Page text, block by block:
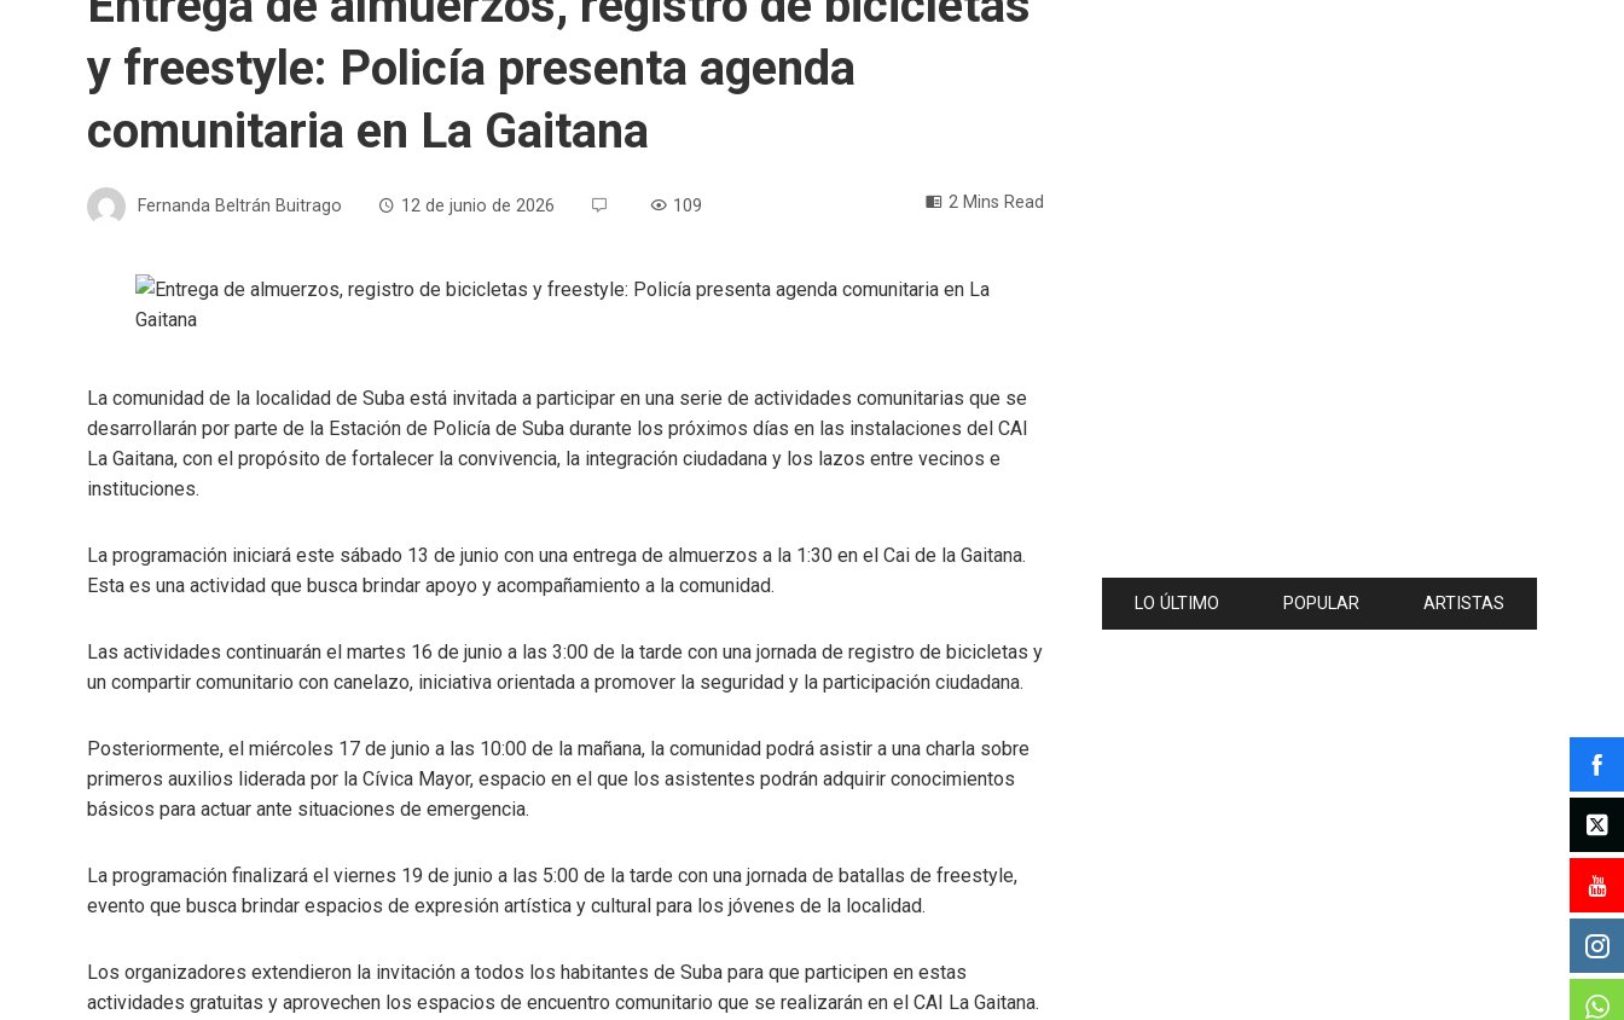
y freestyle: Policía presenta agenda
comunitaria en La Gaitana
Fernanda Beltrán Buitrago 12 de junio de 2026 109 2 Mins Read
La comunidad de la localidad de Suba está invitada a participar en una serie de actividades comunitarias que se
desarrollarán por parte de la Estación de Policía de Suba durante los próximos días en las instalaciones del CAI
La Gaitana, con el propósito de fortalecer la convivencia, la integración ciudadana y los lazos entre vecinos e
instituciones.
La programación iniciará este sábado 13 de junio con una entrega de almuerzos a la 1:30 en el Cai de la Gaitana.
Esta es una actividad que busca brindar apoyo y acompañamiento a la comunidad.
Las actividades continuarán el martes 16 de junio a las 3:00 de la tarde con una jornada de registro de bicicletas y
un compartir comunitario con canelazo, iniciativa orientada a promover la seguridad y la participación ciudadana.
Posteriormente, el miércoles 17 de junio a las 10:00 de la mañana, la comunidad podrá asistir a una charla sobre
primeros auxilios liderada por la Cívica Mayor, espacio en el que los asistentes podrán adquirir conocimientos
básicos para actuar ante situaciones de emergencia.
La programación finalizará el viernes 19 de junio a las 5:00 de la tarde con una jornada de batallas de freestyle,
evento que busca brindar espacios de expresión artística y cultural para los jóvenes de la localidad.
Los organizadores extendieron la invitación a todos los habitantes de Suba para que participen en estas
actividades gratuitas y aprovechen los espacios de encuentro comunitario que se realizarán en el CAI La Gaitana.
LO ÚLTIMO POPULAR ARTISTAS